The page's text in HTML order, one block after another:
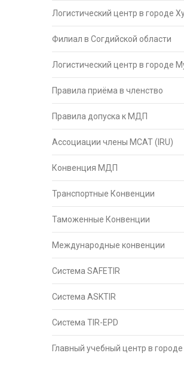
Логистический центр в городе
Филиал в Согдийской области
Логистический центр в городе
Правила приёма в членство
Правила допуска к МДП
Ассоциации члены МСАТ (IRU)
Конвенция МДП
Транспортные Конвенции
Таможенные Конвенции
Международные конвенции
Система SAFETIR
Система ASKTIR
Система TIR-EPD
Главный учебный центр в городе